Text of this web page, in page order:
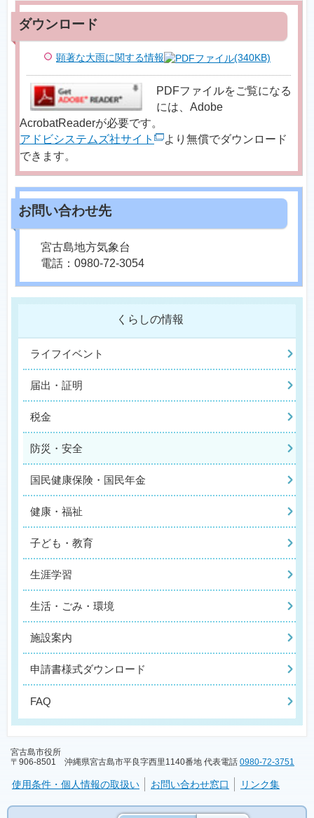
顕著な大雨に関する情報 (340KB)
PDFファイルをご覧になる
には、Adobe
AcrobatReaderが必要です。
アドビシステムズ社サイト
より無償でダウンロード
できます。
宮古島地方気象台
電話：0980-72-3054
くらしの情報
ライフイベント
届出・証明
税金
防災・安全
国民健康保険・国民年金
健康・福祉
子ども・教育
生涯学習
生活・ごみ・環境
施設案内
申請書様式ダウンロード
FAQ
宮古島市役所
〒906-8501 沖縄県宮古島市平良字西里1140番地 代表電話 0980-72-3751
使用条件・個人情報の取扱い お問い合わせ窓口 リンク集